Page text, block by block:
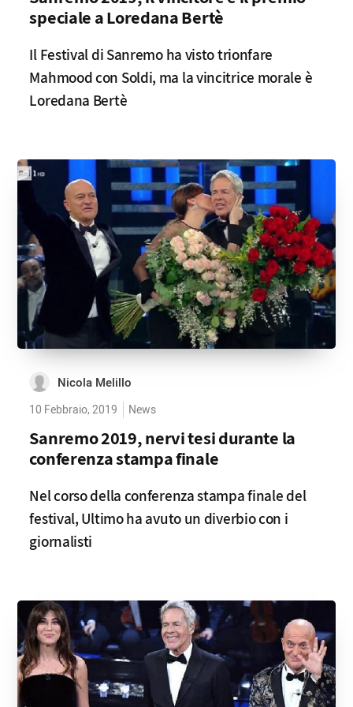
speciale a Loredana Bertè
Il Festival di Sanremo ha visto trionfare
Mahmood con Soldi, ma la vincitrice morale è
Loredana Bertè
Nicola Melillo
10 Febbraio, 2019 News
Sanremo 2019, nervi tesi durante la
conferenza stampa finale
Nel corso della conferenza stampa finale del
festival, Ultimo ha avuto un diverbio con i
giornalisti